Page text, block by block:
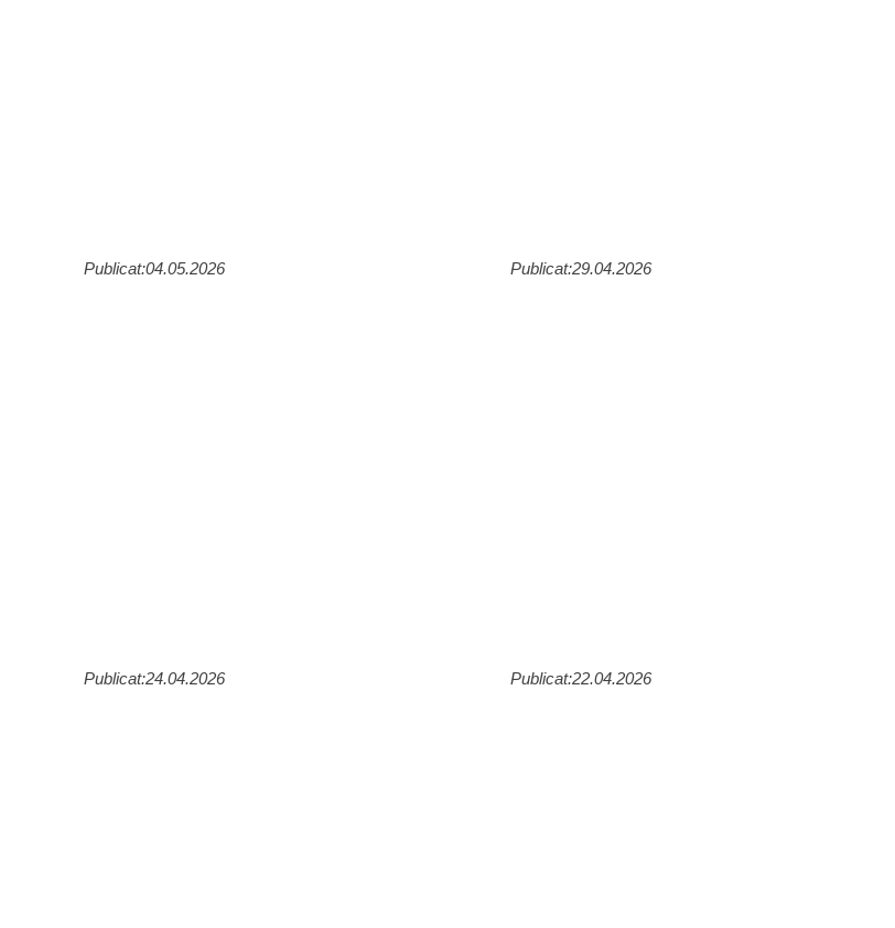
Publicat:04.05.2026 Publicat:29.04.2026
Publicat:24.04.2026 Publicat:22.04.2026